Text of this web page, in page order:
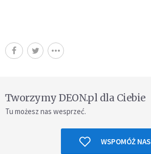
Tworzymy DEON.pl dla Ciebie
Tu możesz nas wesprzeć.
WSPOMÓŻ NAS